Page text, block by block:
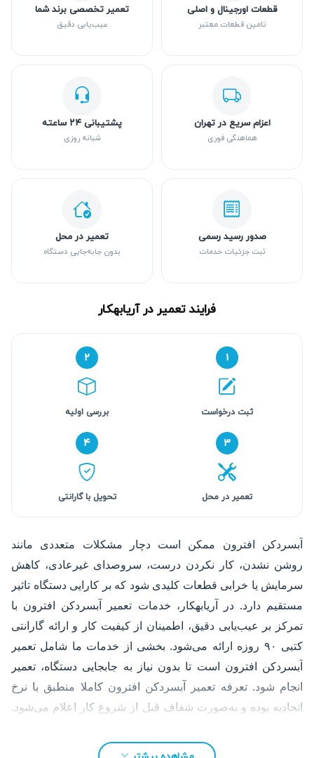
قطعات اورجینال و اصلی
تامین قطعات معتبر
تعمیر تخصصی برند شما
عیب‌یابی دقیق
اعزام سریع در تهران
هماهنگی فوری
پشتیبانی ۲۴ ساعته
شبانه روزی
صدور رسید رسمی
ثبت جزئیات خدمات
تعمیر در محل
بدون جابه‌جایی دستگاه
فرایند تعمیر در آریابهکار
۱
ثبت درخواست
۲
بررسی اولیه
۳
تعمیر در محل
۴
تحویل با گارانتی
آبسردکن افترون ممکن است دچار مشکلات متعددی مانند
روشن نشدن، کار نکردن درست، سروصدای غیرعادی، کاهش
سرمایش یا خرابی قطعات کلیدی شود که بر کارایی دستگاه تاثیر
مستقیم دارد. در آریابهکار، خدمات تعمیر آبسردکن افترون با
تمرکز بر عیب‌یابی دقیق، اطمینان از کیفیت کار و ارائه گارانتی
کتبی ۹۰ روزه ارائه می‌شود. بخشی از خدمات ما شامل تعمیر
آبسردکن افترون است تا بدون نیاز به جابجایی دستگاه، تعمیر
انجام شود. تعرفه تعمیر آبسردکن افترون کاملا منطبق با نرخ
اتحادیه بوده و به‌صورت شفاف قبل از شروع کار اعلام می‌شود.
سفارش تعمیر خود را ثبت کنید.